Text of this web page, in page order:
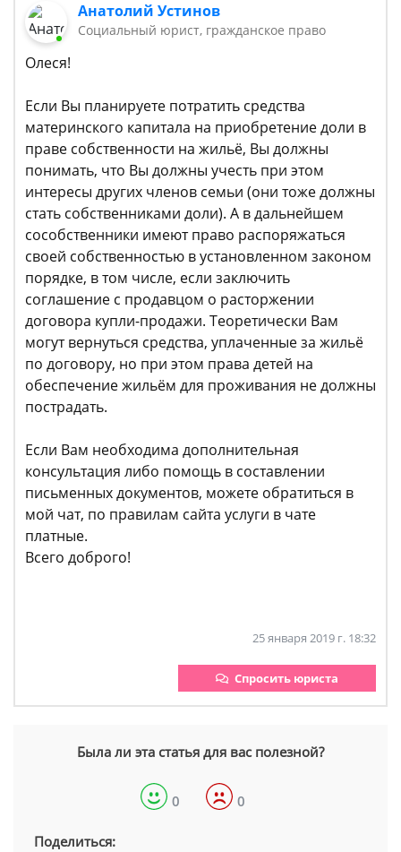
Анатолий Устинов
Социальный юрист, гражданское право
Олеся!
Если Вы планируете потратить средства
материнского капитала на приобретение доли в
праве собственности на жильё, Вы должны
понимать, что Вы должны учесть при этом
интересы других членов семьи (они тоже должны
стать собственниками доли). А в дальнейшем
сособственники имеют право распоряжаться
своей собственностью в установленном законом
порядке, в том числе, если заключить
соглашение с продавцом о расторжении
договора купли-продажи. Теоретически Вам
могут вернуться средства, уплаченные за жильё
по договору, но при этом права детей на
обеспечение жильём для проживания не должны
пострадать.
Если Вам необходима дополнительная
консультация либо помощь в составлении
письменных документов, можете обратиться в
мой чат, по правилам сайта услуги в чате
платные.
Всего доброго!
25 января 2019 г. 18:32
Спросить юриста
Была ли эта статья для вас полезной?
0 0
Поделиться: